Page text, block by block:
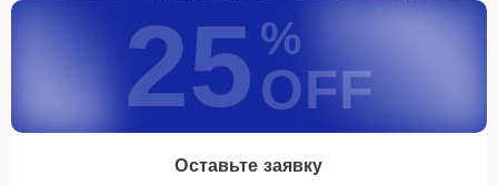
25 %
OFF
Оставьте заявку